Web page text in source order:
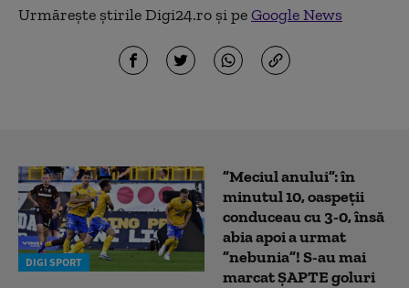
Urmărește știrile Digi24.ro și peGoogle News
DIGI SPORT
”Meciul anului”: în
minutul 10, oaspeții
conduceau cu 3-0, însă
abia apoi a urmat
”nebunia”! S-au mai
marcat ȘAPTE goluri